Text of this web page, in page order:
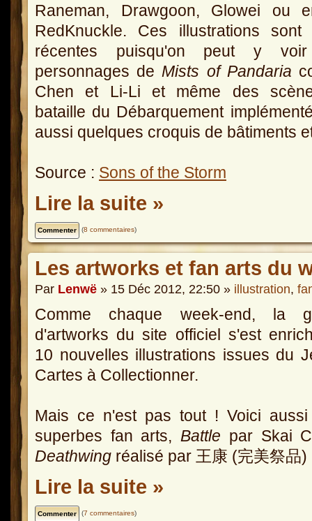
Raneman, Drawgoon, Glowei ou
RedKnuckle. Ces illustrations sont
récentes puisqu'on peut y
personnages de Mists of Pandaria
Chen et Li-Li et même des
bataille du Débarquement
aussi quelques croquis de bâtiments
Source : Sons of the Storm
Lire la suite »
(8 commentaires)
Les artworks et fan arts du
Par Lenwë » 15 Déc 2012, 22:50 » illustration,
Comme chaque week-end, la
d'artworks du site officiel s'est
10 nouvelles illustrations issues du
Cartes à Collectionner.
Mais ce n'est pas tout ! Voici
superbes fan arts, Battle par Skai
Deathwing réalisé par 王康 (完美祭品)
Lire la suite »
(7 commentaires)